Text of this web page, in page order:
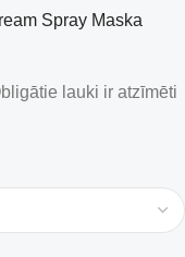
Spray Maska
lauki ir atzīmēti